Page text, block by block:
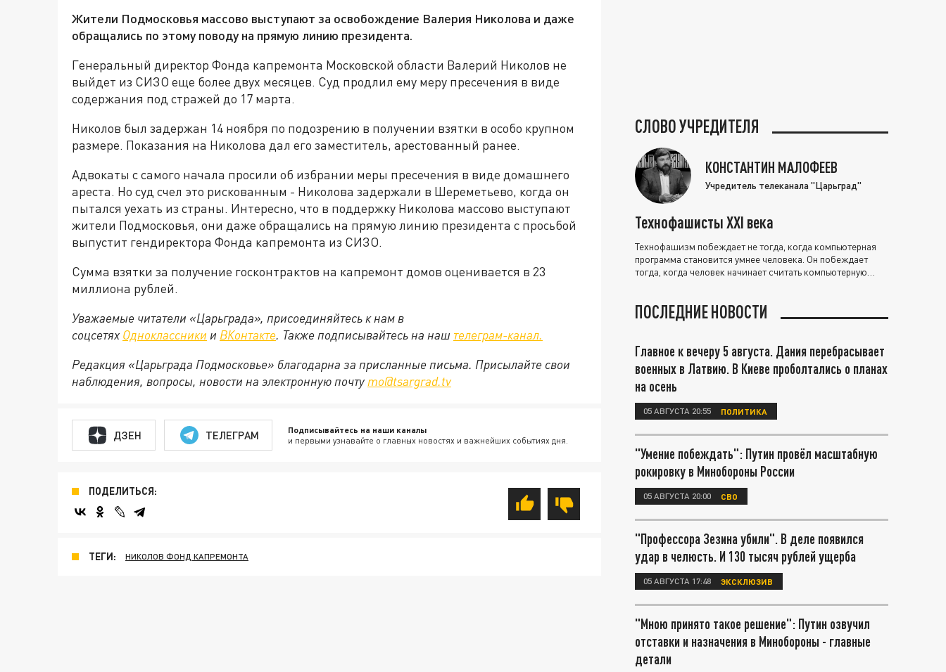
Жители Подмосковья массово выступают за освобождение Валерия Николова и даже
обращались по этому поводу на прямую линию президента.
Генеральный директор Фонда капремонта Московской области Валерий Николов не
выйдет из СИЗО еще более двух месяцев. Суд продлил ему меру пресечения в виде
содержания под стражей до 17 марта.
Николов был задержан 14 ноября по подозрению в получении взятки в особо крупном
размере. Показания на Николова дал его заместитель, арестованный ранее.
Адвокаты с самого начала просили об избрании меры пресечения в виде домашнего
ареста. Но суд счел это рискованным - Николова задержали в Шереметьево, когда он
пытался уехать из страны. Интересно, что в поддержку Николова массово выступают
жители Подмосковья, они даже обращались на прямую линию президента с просьбой
выпустит гендиректора Фонда капремонта из СИЗО.
Сумма взятки за получение госконтрактов на капремонт домов оценивается в 23
миллиона рублей.
Уважаемые читатели «Царьграда», присоединяйтесь к нам в
соцсетях Одноклассники и ВКонтакте. Также подписывайтесь на наш телеграм-канал.
Редакция «Царьграда Подмосковье» благодарна за присланные письма. Присылайте свои
наблюдения, вопросы, новости на электронную почту mo@tsargrad.tv
ДЗЕН ТЕЛЕГРАМ Подписывайтесь на наши каналы
и первыми узнавайте о главных новостях и важнейших событиях дня.
ПОДЕЛИТЬСЯ:
ТЕГИ: НИКОЛОВ ФОНД КАПРЕМОНТА
СЛОВО УЧРЕДИТЕЛЯ
КОНСТАНТИН МАЛОФЕЕВ
Учредитель телеканала "Царьград"
Технофашисты XXI века
Технофашизм побеждает не тогда, когда компьютерная
программа становится умнее человека. Он побеждает
тогда, когда человек начинает считать компьютерную
ПОСЛЕДНИЕ НОВОСТИ
Главное к вечеру 5 августа. Дания перебрасывает
военных в Латвию. В Киеве проболтались о планах
на осень
05 АВГУСТА 20:55 ПОЛИТИКА
"Умение побеждать": Путин провёл масштабную
рокировку в Минобороны России
05 АВГУСТА 20:00 СВО
"Профессора Зезина убили". В деле появился
удар в челюсть. И 130 тысяч рублей ущерба
05 АВГУСТА 17:48 ЭКСКЛЮЗИВ
"Мною принято такое решение": Путин озвучил
отставки и назначения в Минобороны - главные
детали